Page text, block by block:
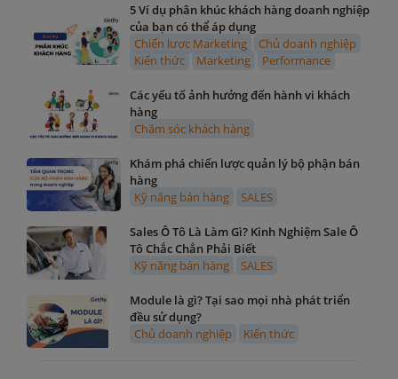
5 Ví dụ phân khúc khách hàng doanh nghiệp
của bạn có thể áp dụng
Chiến lược Marketing
Chủ doanh nghiệp
Kiến thức
Marketing Performance
Các yếu tố ảnh hưởng đến hành vi khách
hàng
Chăm sóc khách hàng
Khám phá chiến lược quản lý bộ phận bán
hàng
Kỹ năng bán hàng
SALES
Sales Ô Tô Là Làm Gì? Kinh Nghiệm Sale Ô
Tô Chắc Chắn Phải Biết
Kỹ năng bán hàng
SALES
Module là gì? Tại sao mọi nhà phát triển
đều sử dụng?
Chủ doanh nghiệp
Kiến thức